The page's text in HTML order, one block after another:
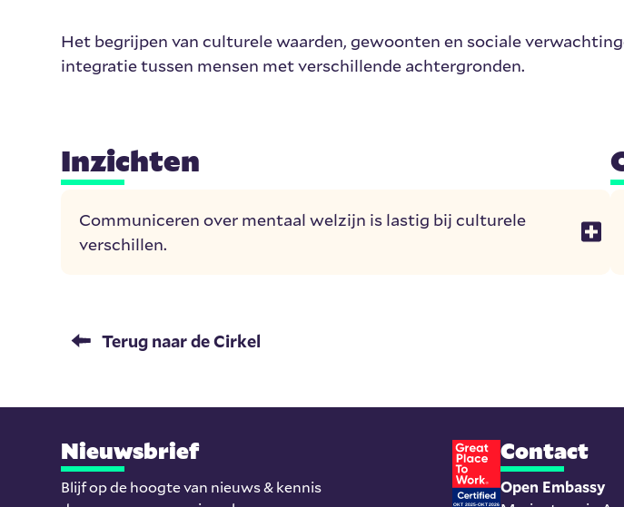
Het begrijpen van culturele waarden, gewoonten en sociale
integratie tussen mensen met verschillende achtergronden.
Inzichten
Communiceren over mentaal welzijn is lastig bij culturele
verschillen.
Terug naar de Cirkel
Nieuwsbrief
Blijf op de hoogte van nieuws & kennis
Contact
Open Embassy